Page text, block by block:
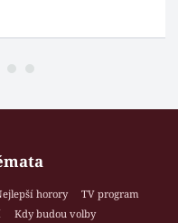
horory
TV program
Kdy budou volby